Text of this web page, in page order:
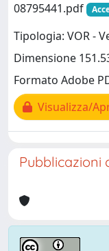
08795441.pdf
Tipologia: VOR -
Dimensione
Formato Adobe
Visualizza/
Pubblicazioni